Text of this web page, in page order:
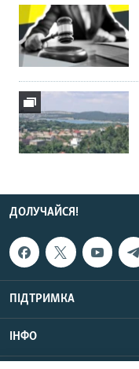
ДОЛУЧАЙСЯ!
ПІДТРИМКА
ІНФО